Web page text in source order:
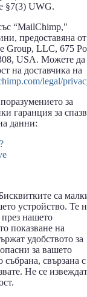
§7(3) UWG.
“MailChimp,"
предоставяна от
Group, LLC, 675
USA. Можете да
на доставчика на
legal/
за
гаранция за
данни:
са
устройство. Те
нашето
показване на
удобството за
за вашето
свързана с
Не се извеждат